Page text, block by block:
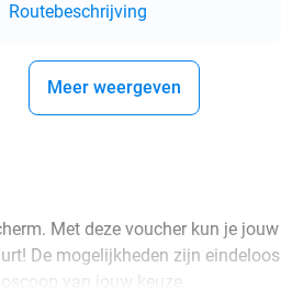
Routebeschrijving
Meer weergeven
Met deze voucher kun je jouw
De mogelijkheden zijn eindeloos
van jouw keuze.